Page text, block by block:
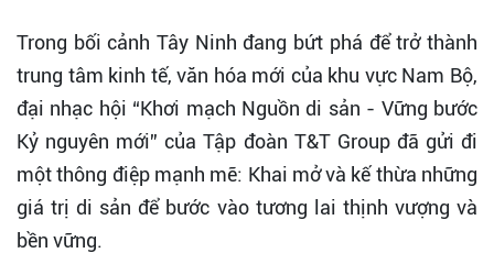
Trong bối cảnh Tây Ninh đang bứt phá để trở thành
trung tâm kinh tế, văn hóa mới của khu vực Nam Bộ,
đại nhạc hội “Khơi mạch Nguồn di sản - Vững bước
Kỷ nguyên mới” của Tập đoàn T&T Group đã gửi đi
một thông điệp mạnh mẽ: Khai mở và kế thừa những
giá trị di sản để bước vào tương lai thịnh vượng và
bền vững.